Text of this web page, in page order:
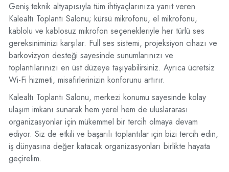
Geniş teknik altyapısıyla tüm ihtiyaçlarınıza yanıt veren
Kalealtı Toplantı Salonu; kürsü mikrofonu, el mikrofonu,
kablolu ve kablosuz mikrofon seçenekleriyle her türlü ses
gereksiniminizi karşılar. Full ses sistemi, projeksiyon cihazı ve
barkovizyon desteği sayesinde sunumlarınızı ve
toplantılarınızı en üst düzeye taşıyabilirsiniz. Ayrıca ücretsiz
Wi-Fi hizmeti, misafirlerinizin konforunu artırır.
Kalealtı Toplantı Salonu, merkezi konumu sayesinde kolay
ulaşım imkanı sunarak hem yerel hem de uluslararası
organizasyonlar için mükemmel bir tercih olmaya devam
ediyor. Siz de etkili ve başarılı toplantılar için bizi tercih edin,
iş dünyasına değer katacak organizasyonları birlikte hayata
geçirelim.